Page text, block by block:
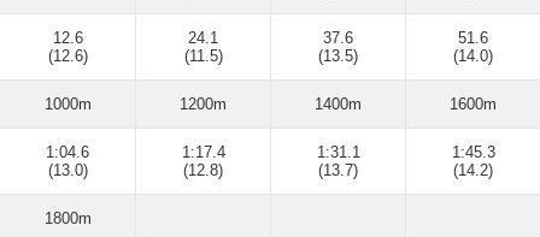
12.6
(12.6)
24.1
(11.5)
37.6
(13.5)
51.6
(14.0)
1000m 1200m 1400m 1600m
1:04.6
(13.0)
1:17.4
(12.8)
1:31.1
(13.7)
1:45.3
(14.2)
1800m